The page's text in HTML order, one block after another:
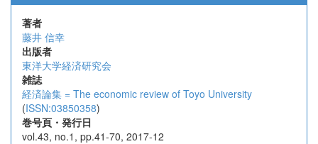
著者
藤井 信幸
出版者
東洋大学経済研究会
雑誌
経済論集 = The economic review of Toyo University
(ISSN:03850358)
巻号頁・発行日
vol.43, no.1, pp.41-70, 2017-12